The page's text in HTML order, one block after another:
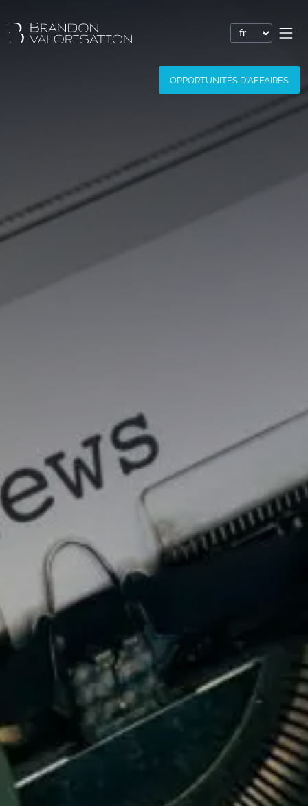
Valorisation financière
Valoriser une marque
Valoriser une société
Conseil en propriété intellectuelle
Financements
Ingénierie de projet
IP Box pour rentabiliser vos idées
Business plan, modélisation financière
Master Classes & Ateliers
Adossement industriel
Recherche de licenciés
Transfert de technologie
M&A
Diversifier ses activités
OPPORTUNITÉS D'AFFAIRES